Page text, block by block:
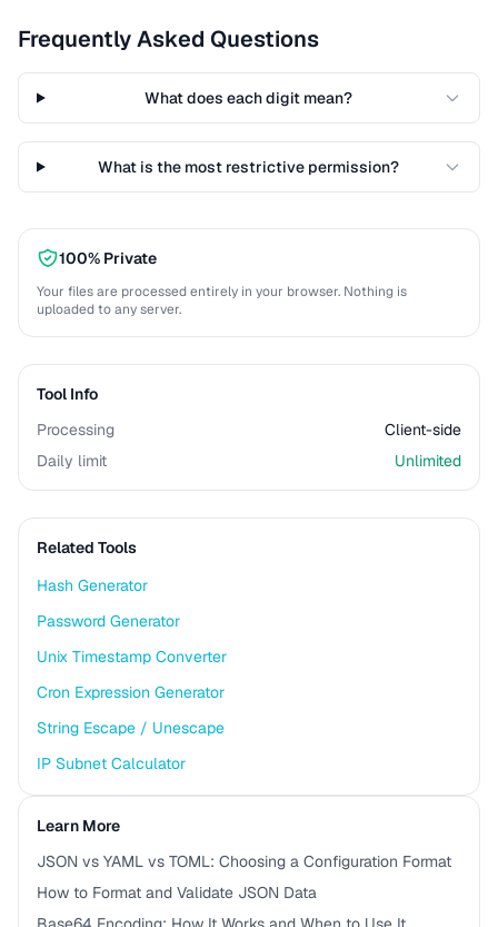
Frequently Asked Questions
What does each digit mean?
What is the most restrictive permission?
100% Private
Your files are processed entirely in your browser. Nothing is
uploaded to any server.
Tool Info
Processing
Client-side
Daily limit
Unlimited
Related Tools
Hash Generator
Password Generator
Unix Timestamp Converter
Cron Expression Generator
String Escape / Unescape
IP Subnet Calculator
Learn More
JSON vs YAML vs TOML: Choosing a Configuration Format
How to Format and Validate JSON Data